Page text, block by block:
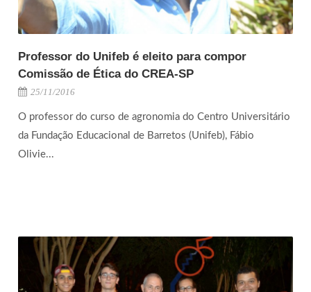
Professor do Unifeb é eleito para compor
Comissão de Ética do CREA-SP
25/11/2016
O professor do curso de agronomia do Centro Universitário
da Fundação Educacional de Barretos (Unifeb), Fábio
Olivie...